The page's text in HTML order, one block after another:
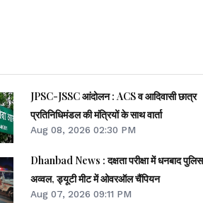
JPSC-JSSC आंदोलन : ACS व आदिवासी छात्र
प्रतिनिधिमंडल की मंत्रियों के साथ वार्ता
Aug 08, 2026 02:30 PM
Dhanbad News : दक्षता परीक्षा में धनबाद पुलिस
अव्वल, ड्यूटी मीट में ओवरऑल चैंपियन
Aug 07, 2026 09:11 PM